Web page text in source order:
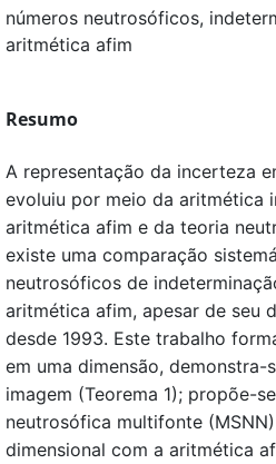
números neutrosóficos,
aritmética afim
Resumo
A representação da incerteza
evoluiu por meio da aritmética
aritmética afim e da teoria
existe uma comparação
neutrosóficos de
aritmética afim, apesar de seu
desde 1993. Este trabalho
em uma dimensão, demonstra-
imagem (Teorema 1); propõe-
neutrosófica multifonte
dimensional com a aritmética